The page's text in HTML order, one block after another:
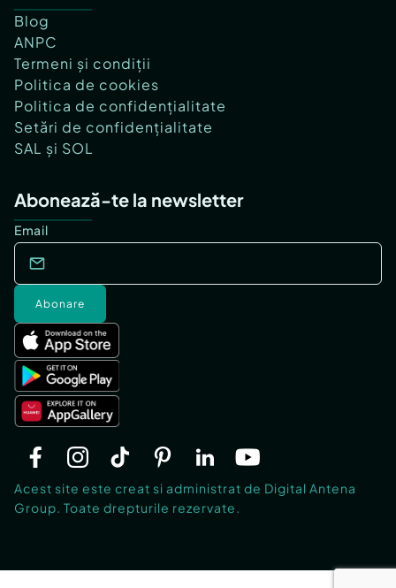
Blog
ANPC
Termeni și condiții
Politica de cookies
Politica de confidențialitate
Setări de confidențialitate
SAL și SOL
Abonează-te la newsletter
Email
Abonare
Acest site este creat si administrat de Digital Antena
Group. Toate drepturile rezervate.